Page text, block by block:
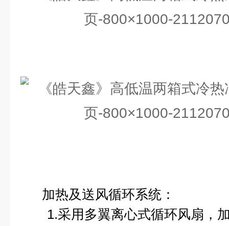
加热及送风循环系统：
1.采用多翼离心式循环风扇，加